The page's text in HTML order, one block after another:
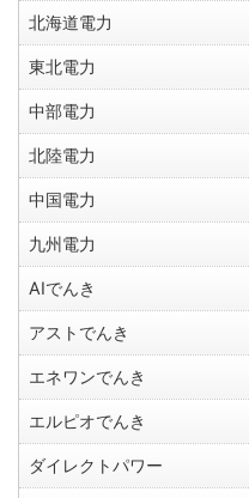
北海道電力
東北電力
中部電力
北陸電力
中国電力
九州電力
AIでんき
アストでんき
エネワンでんき
エルピオでんき
ダイレクトパワー